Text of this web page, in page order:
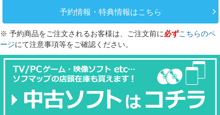
予約情報・特典情報はこちら
※ 予約商品をご注文されるお客様は、ご注文前に必ずこちらのペ
ージにて注意事項等をご確認ください。